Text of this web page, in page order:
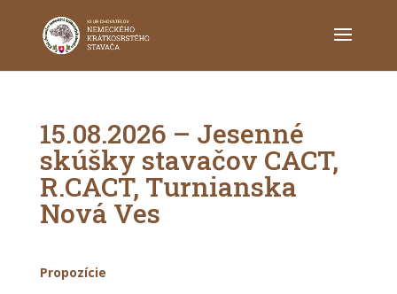
15.08.2026 – Jesenné
skúšky stavačov CACT,
R.CACT, Turnianska
Nová Ves
Propozície